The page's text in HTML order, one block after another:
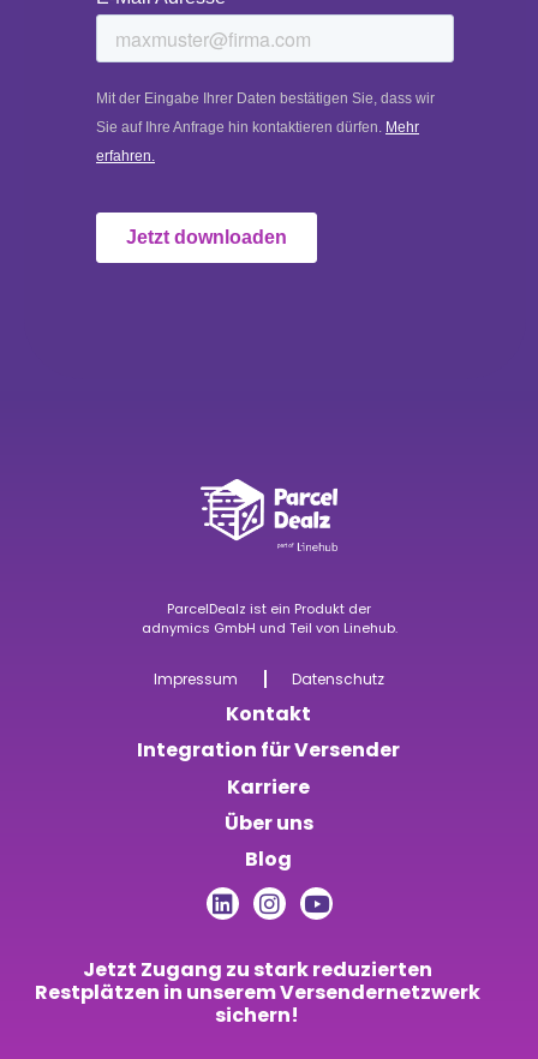
ParcelDealz ist ein Produkt der
adnymics GmbH und Teil von Linehub.
Impressum Datenschutz
Kontakt
Integration für Versender
Karriere
Über uns
Blog
Jetzt Zugang zu stark reduzierten
Restplätzen in unserem Versendernetzwerk
sichern!